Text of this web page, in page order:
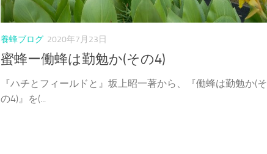
養蜂ブログ 2020年7月23日
蜜蜂ー働蜂は勤勉か(その4)
『ハチとフィールドと』坂上昭一著から、『働蜂は勤勉か(そ
の4)』を(...